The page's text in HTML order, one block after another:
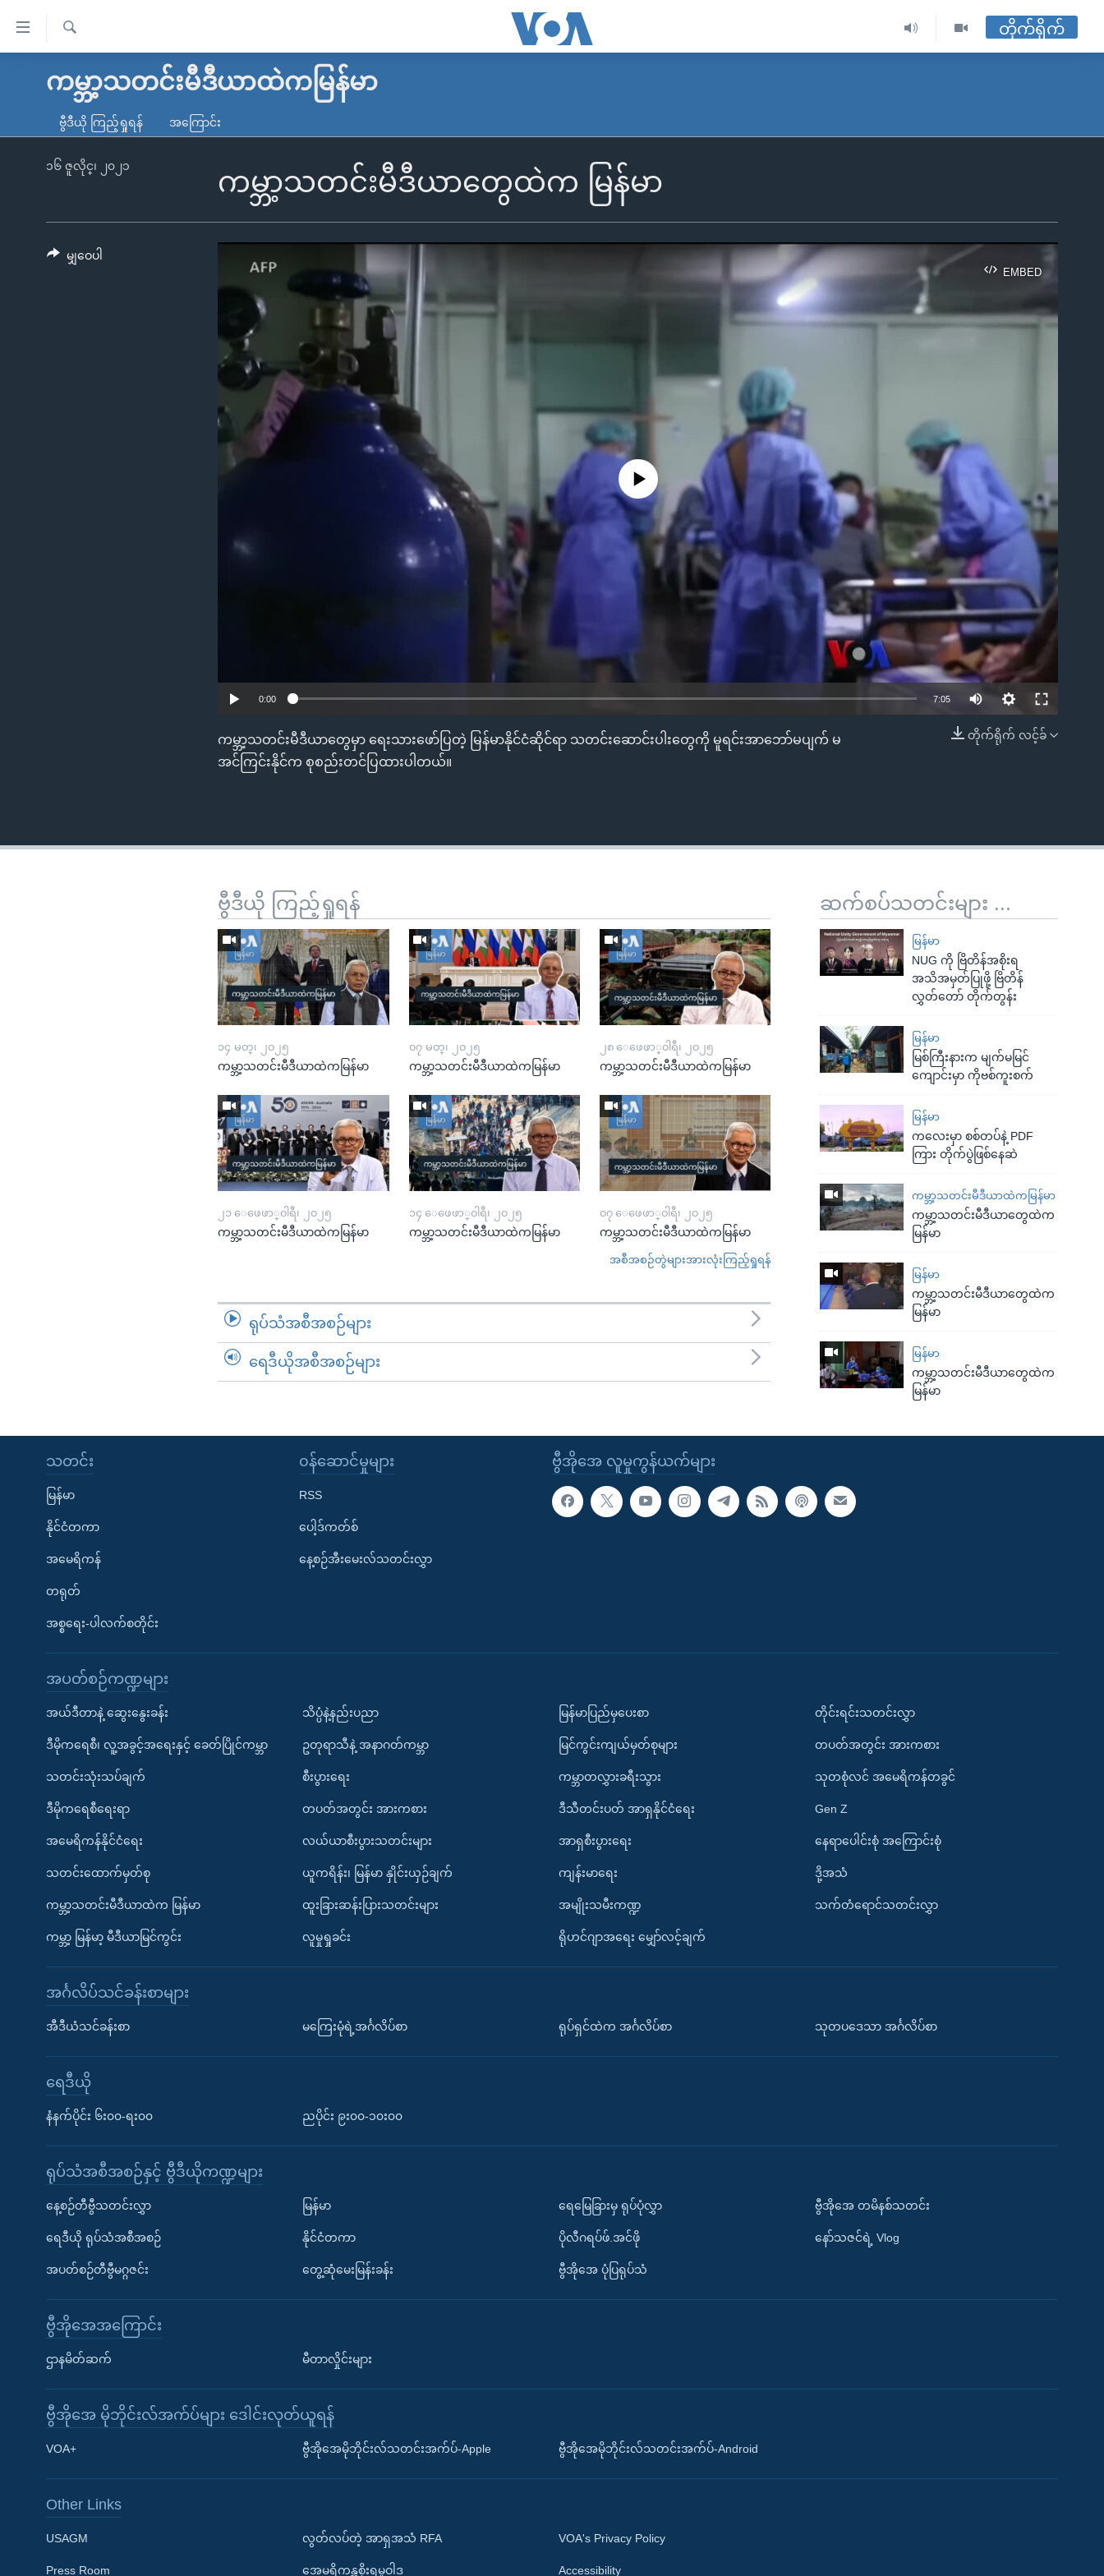
လွယ်ကူ
သည့်
မူလစာမျက်နှာ
ကမ္ဘာ့သတင်းများ
နိုင်ငံတကာ
တရုတ်
အစ္စရေး-ပါလက်စတိုင်း
ရပ်ဝန်းတခု လမ်းတခု အလွန်
အင်္ဂလိပ်စာလေ့လာမယ်
Learning English
ရ
တိုက်ရိုက်
ကမ္ဘာ့သတင်းမီဒီယာထဲကမြန်မာ
ဗွီဒီယို ကြည့်ရှုရန် အကြောင်း
ကမ္ဘာ့သတင်းမီဒီယာတွေထဲက မြန်မာ
၁၆ ဇူလိုင္၊ ၂၀၂၁
EMBED
EMBED
No media source currently available
0:00 7:05
တိုက်ရိုက် လင့်ခ်
ကမ္ဘာ့သတင်းမီဒီယာတွေမှာ ရေးသားဖော်ပြတဲ့ မြန်မာနိုင်ငံဆိုင်ရာ သတင်းဆောင်းပါးတွေကို မူရင်းအာဘော်မပျက် မ
အင်ကြင်းနိုင်က စုစည်းတင်ပြထားပါတယ်။
မျှဝေပါ
ဆက်စပ်သတင်းများ ...
မြန်မာ
NUG ကို ဗြိတိန်အစိုးရ
အသိအမှတ်ပြုဖို့ ဗြိတိန်
လွှတ်တော် တိုက်တွန်း
မြန်မာ
မြစ်ကြီးနားက မျက်မမြင်
ကျောင်းမှာ ကိုဗစ်ကူးစက်
မြန်မာ
ကလေးမှာ စစ်တပ်နဲ့ PDF
ကြား တိုက်ပွဲဖြစ်နေဆဲ
ကမ္ဘာ့သတင်းမီဒီယာထဲကမြန်မာ
ကမ္ဘာ့သတင်းမီဒီယာတွေထဲက
မြန်မာ
မြန်မာ
ကမ္ဘာ့သတင်းမီဒီယာတွေထဲက
မြန်မာ
မြန်မာ
ကမ္ဘာ့သတင်းမီဒီယာတွေထဲက
မြန်မာ
ဗွီဒီယို ကြည့်ရှုရန်
၁၄ မတ္၊ ၂၀၂၅
ကမ္ဘာ့သတင်းမီဒီယာထဲကမြန်မာ
၀၇ မတ္၊ ၂၀၂၅
ကမ္ဘာ့သတင်းမီဒီယာထဲကမြန်မာ
၂၈ ေဖေဖာ္၀ါရီ၊ ၂၀၂၅
ကမ္ဘာ့သတင်းမီဒီယာထဲကမြန်မာ
၂၁ ေဖေဖာ္၀ါရီ၊ ၂၀၂၅
ကမ္ဘာ့သတင်းမီဒီယာထဲကမြန်မာ
၁၄ ေဖေဖာ္၀ါရီ၊ ၂၀၂၅
ကမ္ဘာ့သတင်းမီဒီယာထဲကမြန်မာ
၀၇ ေဖေဖာ္၀ါရီ၊ ၂၀၂၅
ကမ္ဘာ့သတင်းမီဒီယာထဲကမြန်မာ
အစီအစဉ်တွဲများအားလုံးကြည့်ရှုရန်
ရုပ်သံအစီအစဉ်များ
ရေဒီယိုအစီအစဉ်များ
ဗွီအိုအေ လူမှုကွန်ယက်များ
သတင်း
မြန်မာ
နိုင်ငံတကာ
အမေရိကန်
တရုတ်
အစ္စရေး-ပါလက်စတိုင်း
၀န်ဆောင်မှုများ
RSS
ပေါ့ဒ်ကတ်စ်
နေ့စဉ်အီးမေးလ်သတင်းလွှာ
အပတ်စဉ်ကဏ္ဍများ
အယ်ဒီတာနဲ့ ဆွေးနွေးခန်း
ဒီမိုကရေစီ၊ လူ့အခွင့်အရေးနှင့် ခေတ်ပြိုင်ကမ္ဘာ
သတင်းသုံးသပ်ချက်
ဒီမိုကရေစီရေးရာ
အမေရိကန်နိုင်ငံရေး
သတင်းထောက်မှတ်စု
ကမ္ဘာ့သတင်းမီဒီယာထဲက မြန်မာ
ကမ္ဘာ့ မြန်မာ့ မီဒီယာမြင်ကွင်း
သိပ္ပံနဲ့နည်းပညာ
ဥတုရာသီနဲ့ အနာဂတ်ကမ္ဘာ
စီးပွားရေး
တပတ်အတွင်း အားကစား
လယ်ယာစီးပွားသတင်းများ
ယူကရိန်း၊ မြန်မာ နှိုင်းယှဉ်ချက်
ထူးခြားဆန်းပြားသတင်းများ
လူမှုရှုခင်း
မြန်မာပြည်မှပေးစာ
မြင်ကွင်းကျယ်မှတ်စုများ
ကမ္ဘာတလွှားခရီးသွား
ဒီသီတင်းပတ် အာရှနိုင်ငံရေး
အာရှစီးပွားရေး
ကျန်းမာရေး
အမျိုးသမီးကဏ္ဍ
ရိုဟင်ဂျာအရေး မျှော်လင့်ချက်
တိုင်းရင်းသတင်းလွှာ
တပတ်အတွင်း အားကစား
သုတစုံလင် အမေရိကန်တခွင်
Gen Z
နေရာပေါင်းစုံ အကြောင်းစုံ
ဒို့အသံ
သက်တံရောင်သတင်းလွှာ
အင်္ဂလိပ်သင်ခန်းစာများ
အီဒီယံသင်ခန်းစာ မကြေးမုံရဲ့အင်္ဂလိပ်စာ ရုပ်ရှင်ထဲက အင်္ဂလိပ်စာ သုတပဒေသာ အင်္ဂလိပ်စာ
ရေဒီယို
နံနက်ပိုင်း ၆း၀၀-ရး၀၀ ညပိုင်း ၉း၀၀-၁၀း၀၀
ရုပ်သံအစီအစဉ်နှင့် ဗွီဒီယိုကဏ္ဍများ
နေ့စဉ်တီဗွီသတင်းလွှာ
ရေဒီယို ရုပ်သံအစီအစဉ်
အပတ်စဉ်တီဗွီမဂ္ဂဇင်း
မြန်မာ
နိုင်ငံတကာ
တွေ့ဆုံမေးမြန်းခန်း
ရေမြေခြားမှ ရုပ်ပုံလွှာ
ပိုလီဂရပ်ဖ်.အင်ဖို
ဗွီအိုအေ ပုံပြရုပ်သံ
ဗွီအိုအေ တမိနစ်သတင်း
နော်သဇင်ရဲ့ Vlog
ဗွီအိုအေအကြောင်း
ဌာနမိတ်ဆက် မီတာလှိုင်းများ
ဗွီအိုအေ မိုဘိုင်းလ်အက်ပ်များ ဒေါင်းလုတ်ယူရန်
VOA+ ဗွီအိုအေမိုဘိုင်းလ်သတင်းအက်ပ်-Apple ဗွီအိုအေမိုဘိုင်းလ်သတင်းအက်ပ်-Android
Other Links
USAGM
Press Room
လွတ်လပ်တဲ့ အာရှအသံ RFA
အေမရိကန္အစိုးရမူဝါဒ
VOA's Privacy Policy
Accessibility